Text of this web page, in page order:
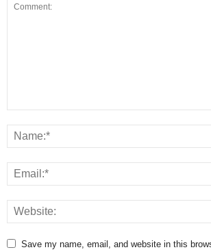
Save my name, email, and website in this